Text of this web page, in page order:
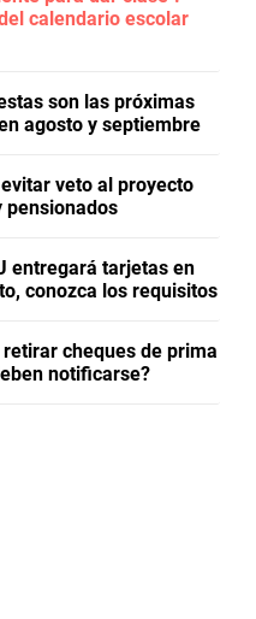
calendario escolar
son las próximas
agosto y septiembre
veto al proyecto
pensionados
entregará tarjetas en
conozca los requisitos
cheques de prima
notificarse?